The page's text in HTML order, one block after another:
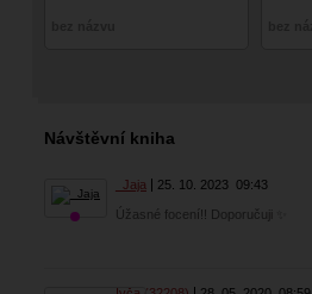
Návštěvní kniha
_Jaja 25. 10. 2023 09:43
Úžasné focení!! Doporučuji ✨